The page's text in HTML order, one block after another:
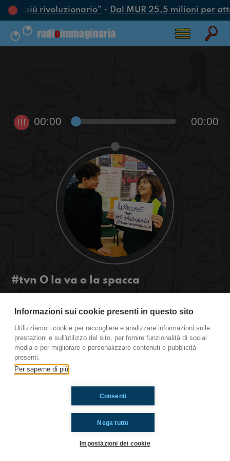
più rivoluzionario”- Dal MUR 25,5 milioni per
!!! 00:00 00:00
#tvn O la va o la spacca
parlando di sport:il salto della verifica! E voi
fareste poker face? Per dire!
Ti è piaciuto? Condividilo!
Informazioni sui cookie presenti in questo sito
Utilizziamo i cookie per raccogliere e analizzare informazioni sulle
prestazioni e sull'utilizzo del sito, per fornire funzionalità di social
media e per migliorare e personalizzare contenuti e pubblicità
presenti.
Per saperne di più
Nega tutto
Consenti
Impostazioni dei cookie